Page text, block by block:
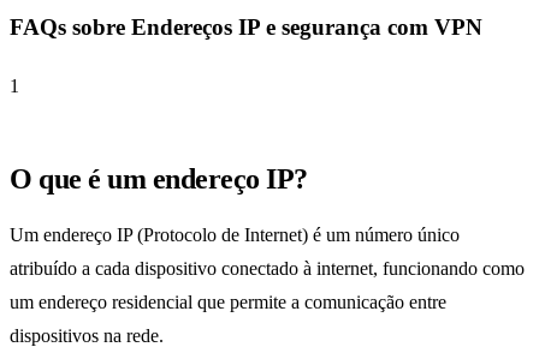
FAQs sobre Endereços IP e segurança com VPN
1
O que é um endereço IP?
Um endereço IP (Protocolo de Internet) é um número único
atribuído a cada dispositivo conectado à internet, funcionando como
um endereço residencial que permite a comunicação entre
dispositivos na rede.